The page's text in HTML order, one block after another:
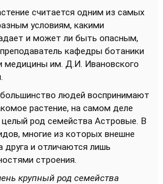
считается одним из самых
условиям, какими
и может ли быть опасным,
кафедры ботаники
медицины им. Д.И. Ивановского
людей воспринимают
растение, на самом деле
род семейства Астровые. В
многие из которых внешне
друга и отличаются лишь
строения.
крупный род семейства